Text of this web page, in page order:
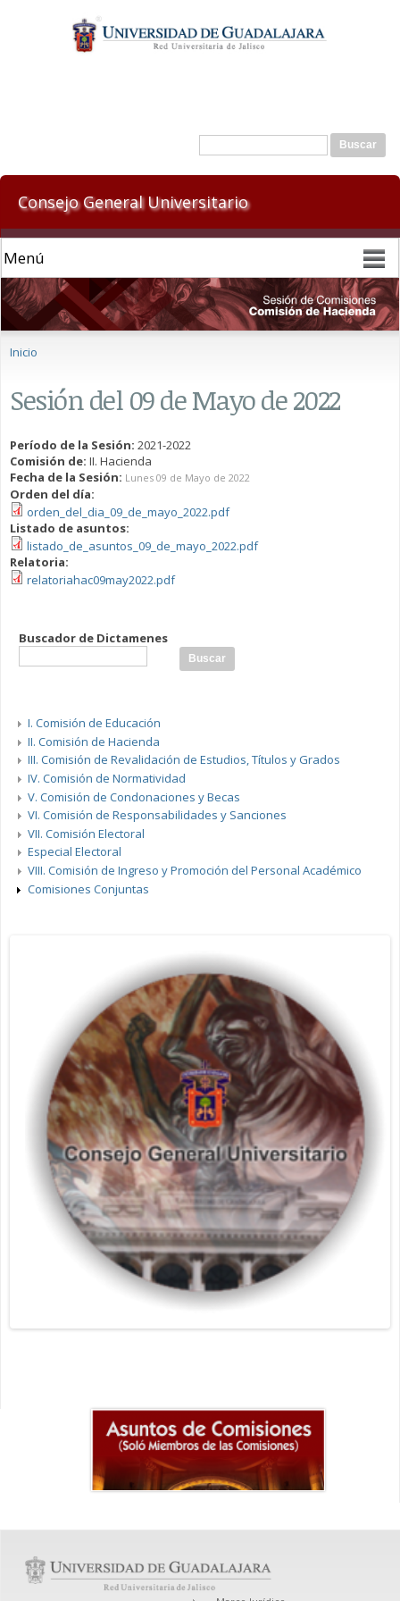
contenido
principal
Formulario de búsqueda
Buscar
Consejo General Universitario
Inicio
Sesión del 09 de Mayo de 2022
Período de la Sesión: 2021-2022
Comisión de: II. Hacienda
Fecha de la Sesión: Lunes 09 de Mayo de 2022
Orden del día:
orden_del_dia_09_de_mayo_2022.pdf
Listado de asuntos:
listado_de_asuntos_09_de_mayo_2022.pdf
Relatoria:
relatoriahac09may2022.pdf
Buscador de Dictamenes
I. Comisión de Educación
II. Comisión de Hacienda
III. Comisión de Revalidación de Estudios, Títulos y Grados
IV. Comisión de Normatividad
V. Comisión de Condonaciones y Becas
VI. Comisión de Responsabilidades y Sanciones
VII. Comisión Electoral
Especial Electoral
VIII. Comisión de Ingreso y Promoción del Personal Académico
Comisiones Conjuntas